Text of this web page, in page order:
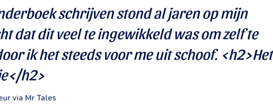
schrijven stond al jaren op mijn
dat dit veel te ingewikkeld was om zelf te
ik het steeds voor me uit schoof. <h2>Het
h2>
via Mr Tales